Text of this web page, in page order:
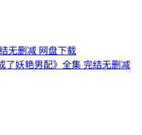
无删减 网盘下载
了妖艳男配》全集 完结无删减